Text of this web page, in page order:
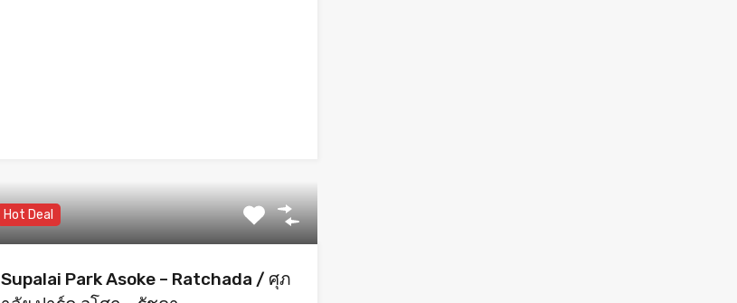
Hot Deal
Supalai Park Asoke – Ratchada / ศุภ